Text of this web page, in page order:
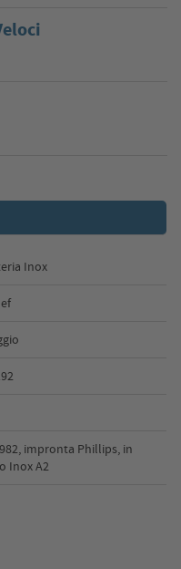
Inox
impronta Phillips, in
Inox A2